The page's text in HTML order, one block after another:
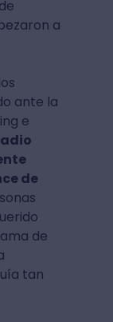
a
ante la
e
de
de
tan